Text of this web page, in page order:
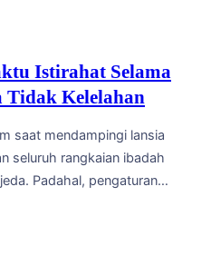
Istirahat Selama
Tidak Kelelahan
saat mendampingi lansia
seluruh rangkaian ibadah
Padahal, pengaturan
Ibadah Malam Idealnya,